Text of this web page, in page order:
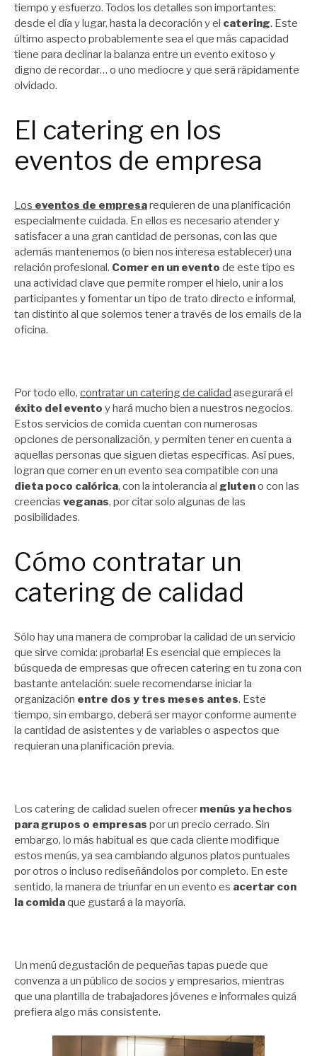
tiempo y esfuerzo. Todos los detalles son importantes:
desde el día y lugar, hasta la decoración y el catering. Este
último aspecto probablemente sea el que más capacidad
tiene para declinar la balanza entre un evento exitoso y
digno de recordar… o uno mediocre y que será rápidamente
olvidado.
El catering en los
eventos de empresa
Los eventos de empresarequieren de una planificación
especialmente cuidada. En ellos es necesario atender y
satisfacer a una gran cantidad de personas, con las que
además mantenemos (o bien nos interesa establecer) una
relación profesional. Comer en un evento de este tipo es
una actividad clave que permite romper el hielo, unir a los
participantes y fomentar un tipo de trato directo e informal,
tan distinto al que solemos tener a través de los emails de la
oficina.
Por todo ello, contratar un catering de calidad asegurará el
éxito del evento y hará mucho bien a nuestros negocios.
Estos servicios de comida cuentan con numerosas
opciones de personalización, y permiten tener en cuenta a
aquellas personas que siguen dietas específicas. Así pues,
logran que comer en un evento sea compatible con una
dieta poco calórica, con la intolerancia al gluteno con las
creencias veganas, por citar solo algunas de las
posibilidades.
Cómo contratar un
catering de calidad
Sólo hay una manera de comprobar la calidad de un servicio
que sirve comida: ¡probarla! Es esencial que empieces la
búsqueda de empresas que ofrecen catering en tu zona con
bastante antelación: suele recomendarse iniciar la
organización entre dos y tres meses antes. Este
tiempo, sin embargo, deberá ser mayor conforme aumente
la cantidad de asistentes y de variables o aspectos que
requieran una planificación previa.
Los catering de calidad suelen ofrecer menús ya hechos
para grupos o empresas por un precio cerrado. Sin
embargo, lo más habitual es que cada cliente modifique
estos menús, ya sea cambiando algunos platos puntuales
por otros o incluso rediseñándolos por completo. En este
sentido, la manera de triunfar en un evento es acertar con
la comidaque gustará a la mayoría.
Un menú degustación de pequeñas tapas puede que
convenza a un público de socios y empresarios, mientras
que una plantilla de trabajadores jóvenes e informales quizá
prefiera algo más consistente.